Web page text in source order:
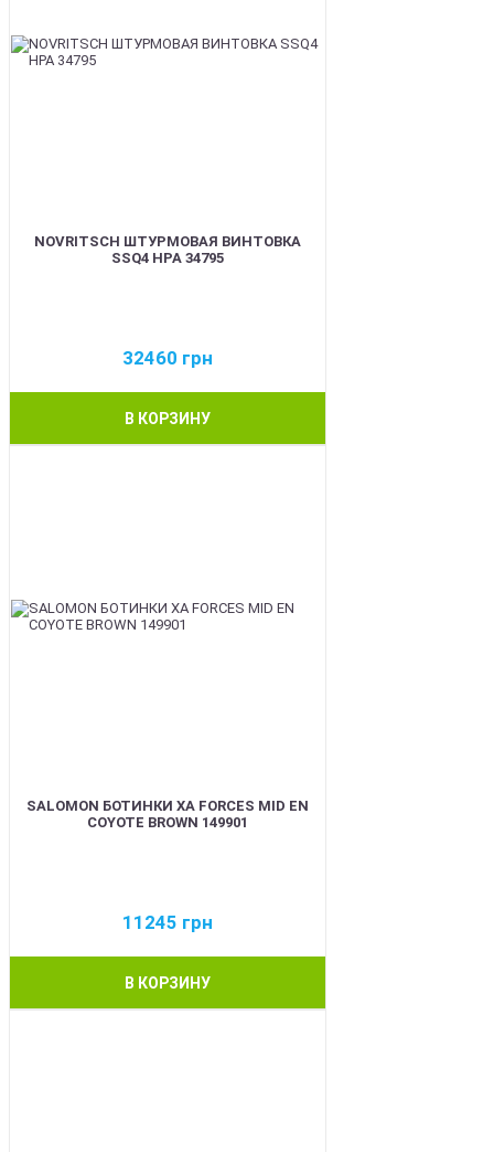
NOVRITSCH ШТУРМОВАЯ ВИНТОВКА
SSQ4 HPA 34795
32460 грн
В КОРЗИНУ
SALOMON БОТИНКИ XA FORCES MID EN
COYOTE BROWN 149901
11245 грн
В КОРЗИНУ